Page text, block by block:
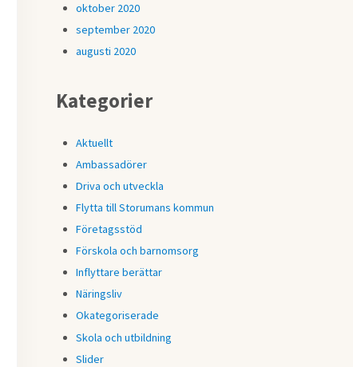
oktober 2020
september 2020
augusti 2020
Kategorier
Aktuellt
Ambassadörer
Driva och utveckla
Flytta till Storumans kommun
Företagsstöd
Förskola och barnomsorg
Inflyttare berättar
Näringsliv
Okategoriserade
Skola och utbildning
Slider